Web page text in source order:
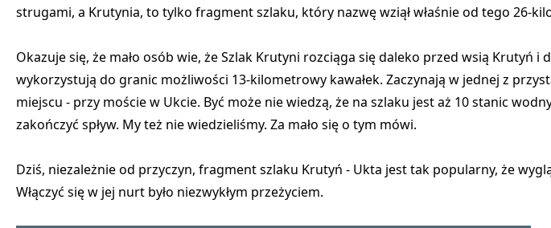
strugami, a Krutynia, to tylko fragment szlaku, który nazwę wziął właśnie od tego 26-
Okazuje się, że mało osób wie, że Szlak Krutyni rozciąga się daleko przed wsią Krutyń i
wykorzystują do granic możliwości 13-kilometrowy kawałek. Zaczynają w jednej z
miejscu - przy moście w Ukcie. Być może nie wiedzą, że na szlaku jest aż 10 stanic
zakończyć spływ. My też nie wiedzieliśmy. Za mało się o tym mówi.
Dziś, niezależnie od przyczyn, fragment szlaku Krutyń - Ukta jest tak popularny, że
Włączyć się w jej nurt było niezwykłym przeżyciem.